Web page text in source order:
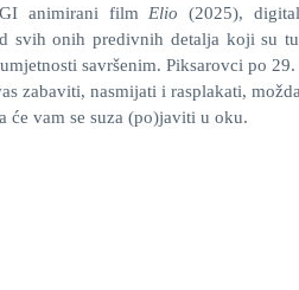
animirani film Elio(2025),
svih onih predivnih detalja koji su
savršenim. Piksarovci po
zabaviti, nasmijati i rasplakati,
vam se suza (po)javiti u oku.